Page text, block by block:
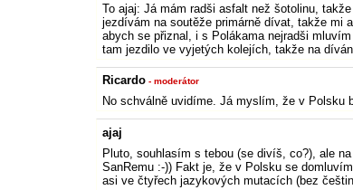
To ajaj: Já mám radši asfalt než šotolinu,
jezdívám na soutěže primárně dívat, takže mi
abych se přiznal, i s Polákama nejradši
tam jezdilo ve vyjetých kolejích, takže na
Ricardo - moderátor
No schválně uvidíme. Já myslím, že v Polsku
ajaj
Pluto, souhlasím s tebou (se divíš, co?), ale
SanRemu :-)) Fakt je, že v Polsku se
asi ve čtyřech jazykových mutacích (bez